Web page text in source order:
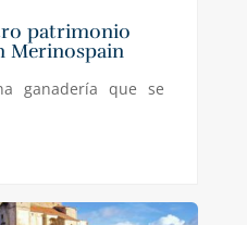
patrimonio
Merinospain
ganadería que se